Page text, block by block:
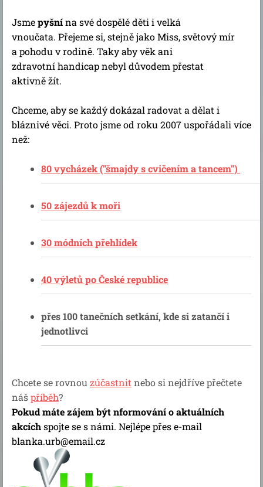
Jsmepyšnína své dospělé děti i velká
vnoučata. Přejeme si, stejně jako Miss, světový mír
a pohodu v rodině. Taky aby věk ani
zdravotní handicap nebyl důvodem přestat
aktivně žít.
Chceme, aby se každý dokázal radovat a dělat i
bláznivé věci. Proto jsme od roku 2007 uspořádali více
než:
80 vycházek ("šmajdy s cvičením a tancem")
50 zájezdů k moři
30 módních přehlídek
40 výletů po České republice
přes 100 tanečních setkání, kde si zatančí i
jednotlivci
Chcete se rovnou zúčastnit nebo si nejdříve přečtete
nášpříběh?
Pokud máte zájem být nformování o aktuálních
akcíchspojte se s námi. Nejlépe přes e-mail
blanka.urb@email.cz